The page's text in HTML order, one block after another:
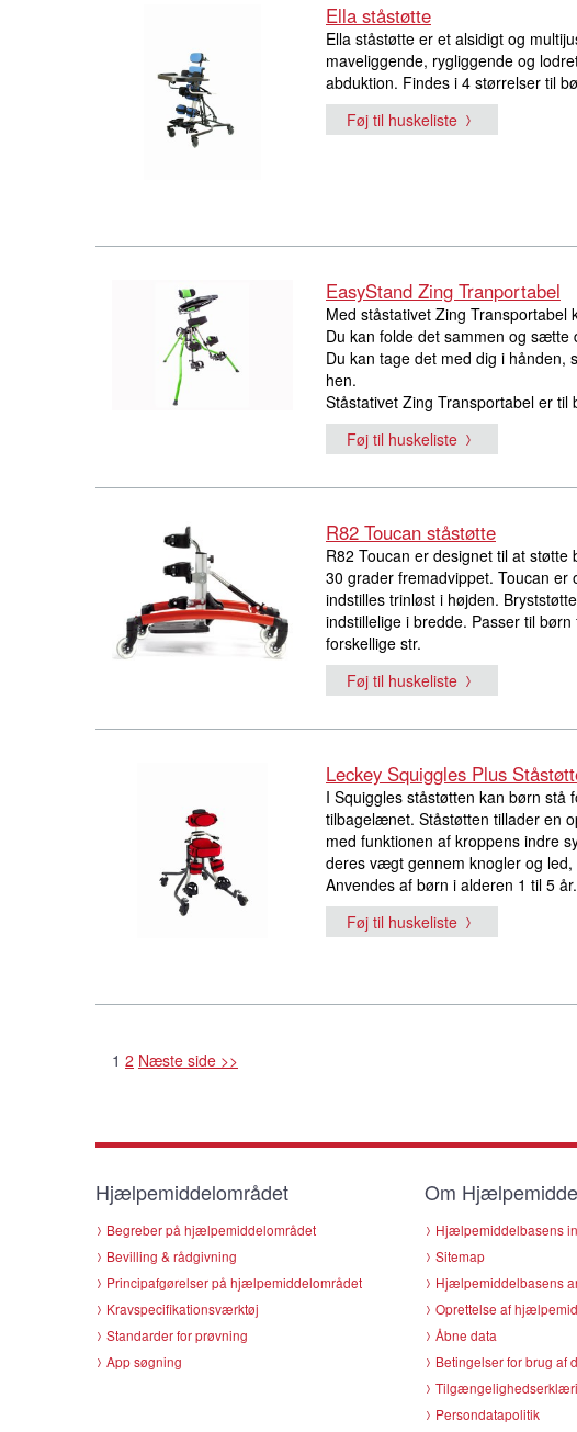
Ella ståstøtte
Ella ståstøtte er et alsidigt og
maveliggende, rygliggende og
abduktion. Findes i 4 størrelser til
Føj til huskeliste
EasyStand Zing Tranportabel
Med ståstativet Zing Transportabel
Du kan folde det sammen og sætte
Du kan tage det med dig i hånden,
hen.
Ståstativet Zing Transportabel er til
Føj til huskeliste
R82 Toucan ståstøtte
R82 Toucan er designet til at
30 grader fremadvippet. Toucan er
indstilles trinløst i højden.
indstillelige i bredde. Passer til
forskellige str.
Føj til huskeliste
Leckey Squiggles Plus
I Squiggles ståstøtten kan børn
tilbagelænet. Ståstøtten tillader en
med funktionen af kroppens indre
deres vægt gennem knogler og
Anvendes af børn i alderen 1 til 5 år.
Føj til huskeliste
1 2 Næste side >>
Hjælpemiddelområdet
Begreber på hjælpemiddelområdet
Bevilling & rådgivning
Principafgørelser på hjælpemiddelområdet
Kravspecifikationsværktøj
Standarder for prøvning
App søgning
Om
Hjælpemiddelbasens
Sitemap
Hjælpemiddelbasens
Oprettelse af
Åbne data
Betingelser for brug af
Persondatapolitik